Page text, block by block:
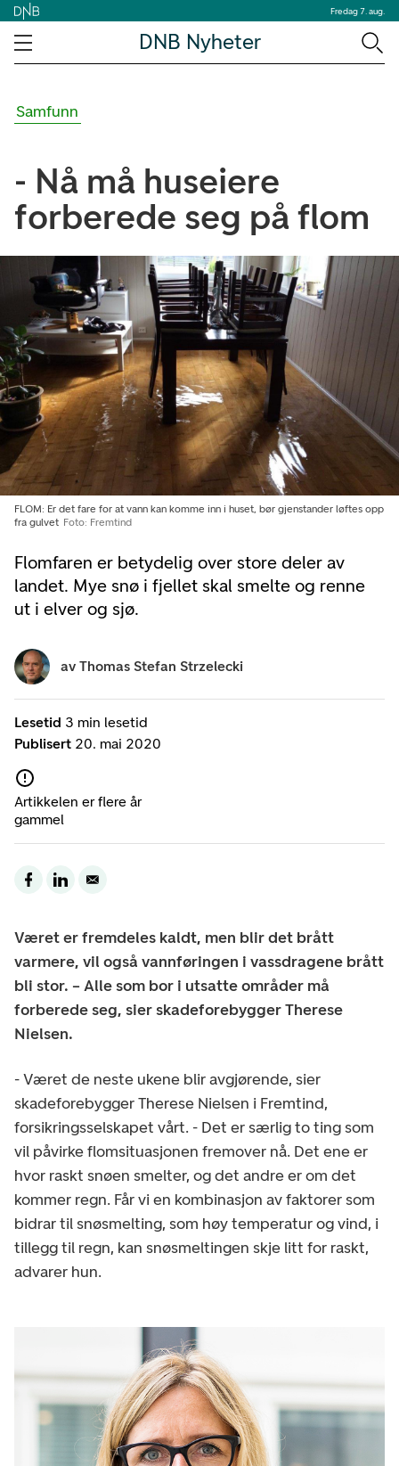
Fredag 7. aug.
DNB Nyheter
Samfunn
- Nå må huseiere
forberede seg på flom
Flomfaren er betydelig over store deler av
landet. Mye snø i fjellet skal smelte og renne
ut i elver og sjø.
FLOM: Er det fare for at vann kan komme inn i huset, bør gjenstander løftes opp
fra gulvet Foto: Fremtind
Lesetid 3 min lesetid
Publisert 20. mai 2020
Artikkelen er flere år
gammel
av Thomas Stefan Strzelecki
Været er fremdeles kaldt, men blir det brått
varmere, vil også vannføringen i vassdragene brått
bli stor. – Alle som bor i utsatte områder må
forberede seg, sier skadeforebygger Therese
Nielsen.
- Været de neste ukene blir avgjørende, sier
skadeforebygger Therese Nielsen i Fremtind,
forsikringsselskapet vårt. - Det er særlig to ting som
vil påvirke flomsituasjonen fremover nå. Det ene er
hvor raskt snøen smelter, og det andre er om det
kommer regn. Får vi en kombinasjon av faktorer som
bidrar til snøsmelting, som høy temperatur og vind, i
tillegg til regn, kan snøsmeltingen skje litt for raskt,
advarer hun.